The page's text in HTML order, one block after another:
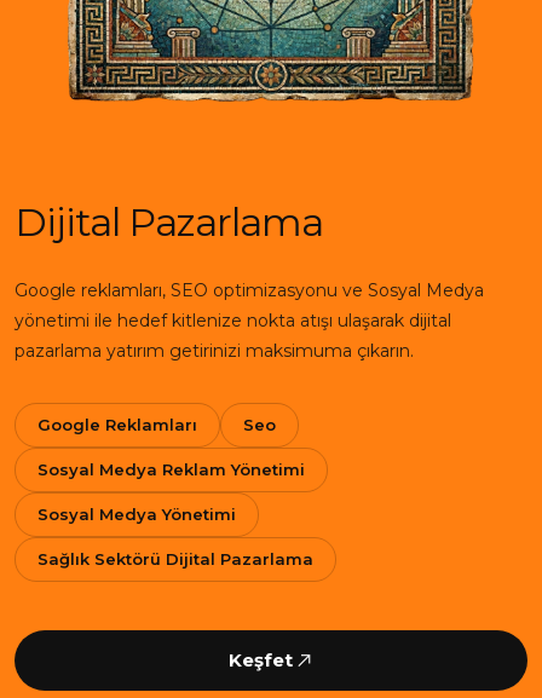
Dijital Pazarlama
Google reklamları, SEO optimizasyonu ve Sosyal Medya
yönetimi ile hedef kitlenize nokta atışı ulaşarak dijital
pazarlama yatırım getirinizi maksimuma çıkarın.
Google Reklamları Seo
Sosyal Medya Reklam Yönetimi
Sosyal Medya Yönetimi
Sağlık Sektörü Dijital Pazarlama
Keşfet